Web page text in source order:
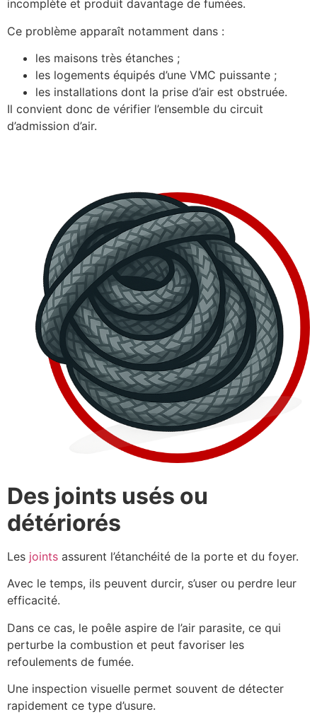
incomplète et produit davantage de fumées.
Ce problème apparaît notamment dans :
les maisons très étanches ;
les logements équipés d’une VMC puissante ;
les installations dont la prise d’air est obstruée.
Il convient donc de vérifier l’ensemble du circuit
d’admission d’air.
Des joints usés ou
détériorés
Les joints assurent l’étanchéité de la porte et du foyer.
Avec le temps, ils peuvent durcir, s’user ou perdre leur
efficacité.
Dans ce cas, le poêle aspire de l’air parasite, ce qui
perturbe la combustion et peut favoriser les
refoulements de fumée.
Une inspection visuelle permet souvent de détecter
rapidement ce type d’usure.